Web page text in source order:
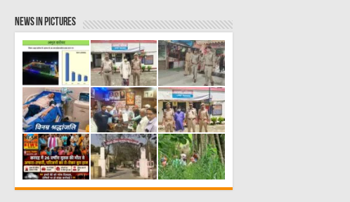
News in Pictures